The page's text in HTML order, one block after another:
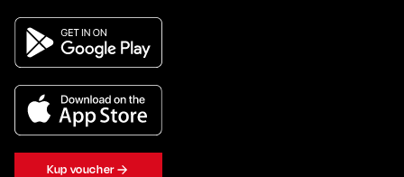
Kup voucher